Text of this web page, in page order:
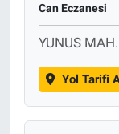
Can Eczanesi
YUNUS
Yol Tarifi